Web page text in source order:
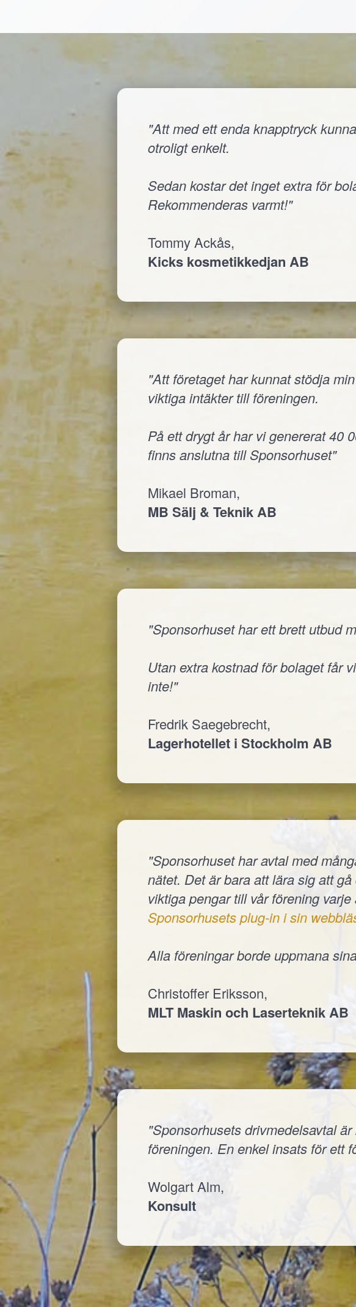
"Att med ett enda knapptryck
otroligt enkelt.
Sedan kostar det inget extra för
Rekommenderas varmt!"
Tommy Ackås,
Kicks kosmetikkedjan AB
"Att företaget har kunnat stödja
viktiga intäkter till föreningen.
På ett drygt år har vi genererat 40
finns anslutna till Sponsorhuset"
Mikael Broman,
MB Sälj & Teknik AB
"Sponsorhuset har ett brett utbud
Utan extra kostnad för bolaget får
inte!"
Fredrik Saegebrecht,
Lagerhotellet i Stockholm AB
"Sponsorhuset har avtal med
nätet. Det är bara att lära sig att
viktiga pengar till vår förening
Sponsorhusets plug-in i sin
Alla föreningar borde uppmana
Christoffer Eriksson,
MLT Maskin och Laserteknik AB
"Sponsorhusets drivmedelsavtal
föreningen. En enkel insats för ett
Wolgart Alm,
Konsult